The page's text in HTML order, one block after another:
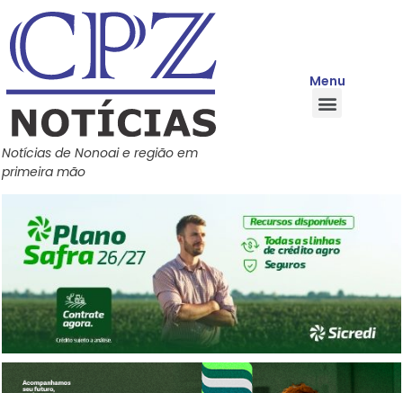
Notícias de Nonoai e região em
primeira mão
Menu